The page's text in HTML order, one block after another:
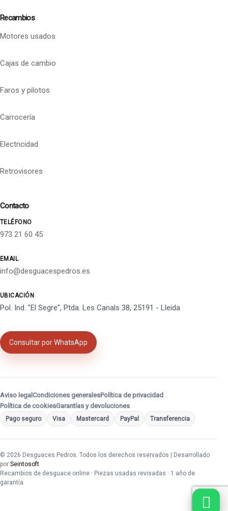
Recambios
Motores usados
Cajas de cambio
Faros y pilotos
Carrocería
Electricidad
Retrovisores
Contacto
TELÉFONO
973 21 60 45
EMAIL
info@desguacespedros.es
UBICACIÓN
Pol. Ind. "El Segre", Ptda. Les Canals 38, 25191 - Lleida
Consultar por WhatsApp
Aviso legal Condiciones generalesPolítica de privacidad
Política de cookiesGarantías y devoluciones
Pago seguro Visa Mastercard PayPal Transferencia
© 2026 Desguaces Pedros. Todos los derechos reservados | Desarrollado
por Seintosoft
Recambios de desguace online · Piezas usadas revisadas · 1 año de
garantía